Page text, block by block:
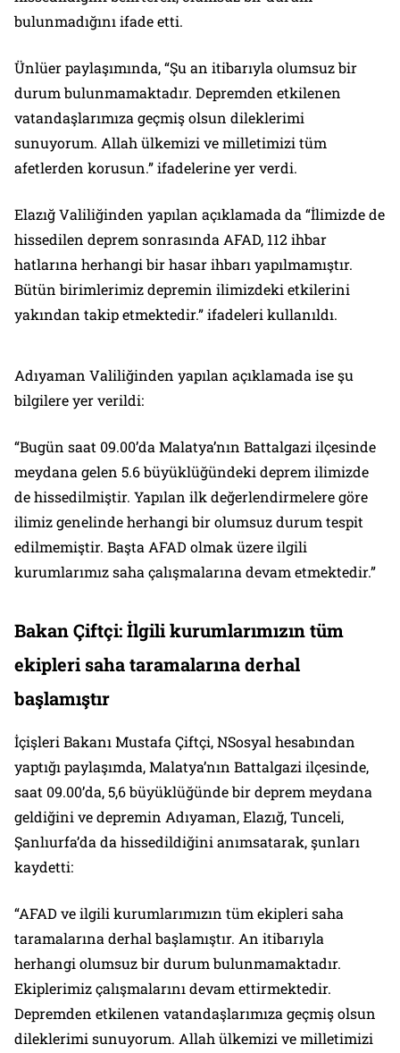
bulunmadığını ifade etti.
Ünlüer paylaşımında, “Şu an itibarıyla olumsuz bir
durum bulunmamaktadır. Depremden etkilenen
vatandaşlarımıza geçmiş olsun dileklerimi
sunuyorum. Allah ülkemizi ve milletimizi tüm
afetlerden korusun.” ifadelerine yer verdi.
Elazığ Valiliğinden yapılan açıklamada da “İlimizde de
hissedilen deprem sonrasında AFAD, 112 ihbar
hatlarına herhangi bir hasar ihbarı yapılmamıştır.
Bütün birimlerimiz depremin ilimizdeki etkilerini
yakından takip etmektedir.” ifadeleri kullanıldı.
Adıyaman Valiliğinden yapılan açıklamada ise şu
bilgilere yer verildi:
“Bugün saat 09.00’da Malatya’nın Battalgazi ilçesinde
meydana gelen 5.6 büyüklüğündeki deprem ilimizde
de hissedilmiştir. Yapılan ilk değerlendirmelere göre
ilimiz genelinde herhangi bir olumsuz durum tespit
edilmemiştir. Başta AFAD olmak üzere ilgili
kurumlarımız saha çalışmalarına devam etmektedir.”
Bakan Çiftçi: İlgili kurumlarımızın tüm
ekipleri saha taramalarına derhal
başlamıştır
İçişleri Bakanı Mustafa Çiftçi, NSosyal hesabından
yaptığı paylaşımda, Malatya’nın Battalgazi ilçesinde,
saat 09.00’da, 5,6 büyüklüğünde bir deprem meydana
geldiğini ve depremin Adıyaman, Elazığ, Tunceli,
Şanlıurfa’da da hissedildiğini anımsatarak, şunları
kaydetti:
“AFAD ve ilgili kurumlarımızın tüm ekipleri saha
taramalarına derhal başlamıştır. An itibarıyla
herhangi olumsuz bir durum bulunmamaktadır.
Ekiplerimiz çalışmalarını devam ettirmektedir.
Depremden etkilenen vatandaşlarımıza geçmiş olsun
dileklerimi sunuyorum. Allah ülkemizi ve milletimizi